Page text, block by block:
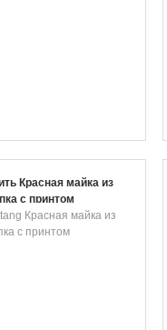
Красная майка из
с принтом
Красная майка из
с принтом